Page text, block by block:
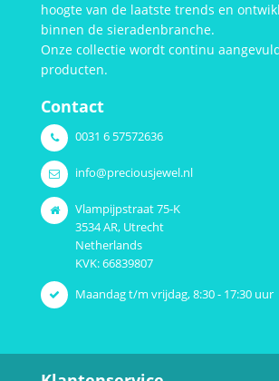
hoogte van de laatste trends en
binnen de sieradenbranche.
Onze collectie wordt continu
producten.
Contact
0031 6 57572636
info@preciousjewel.nl
Vlampijpstraat 75-K
3534 AR, Utrecht
Netherlands
KVK: 66839807
Maandag t/m vrijdag, 8:30 - 17:30 uur